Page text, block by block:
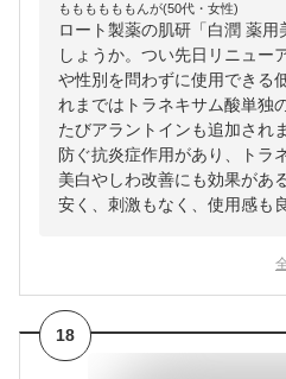
ももももももんが(50代・女性)
ロート製薬の肌研「白潤 薬
しょうか。つい先日リニュー
や性別を問わずに使用できる
れまではトラネキサム酸単独
たびアラントインも追加され
防ぐ抗炎症作用があり、トラ
美白やしわ改善にも効果があ
安く、刺激もなく、使用感も
18